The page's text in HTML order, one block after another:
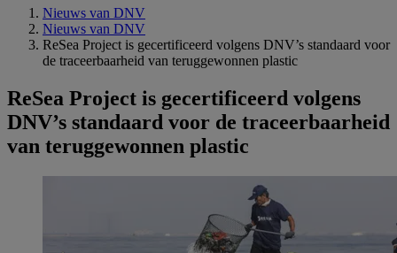
Nieuws van DNV
Nieuws van DNV
ReSea Project is gecertificeerd volgens DNV’s standaard voor
de traceerbaarheid van teruggewonnen plastic
ReSea Project is gecertificeerd volgens
DNV’s standaard voor de traceerbaarheid
van teruggewonnen plastic